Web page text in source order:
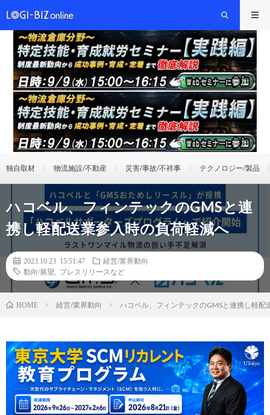
独自取材 物流施設/不動産 災害/事故/不祥事 テクノロジー/製品
ハコベル、フィンテックのGMSと連
携し軽配送業参入時の負荷軽減へ
2023.10.23 15:51:47
経営/業界動向
動向/展望
プレスリリースなど
HOME 経営/業界動向 ハコベル、フィンテックのGMSと連携し軽配